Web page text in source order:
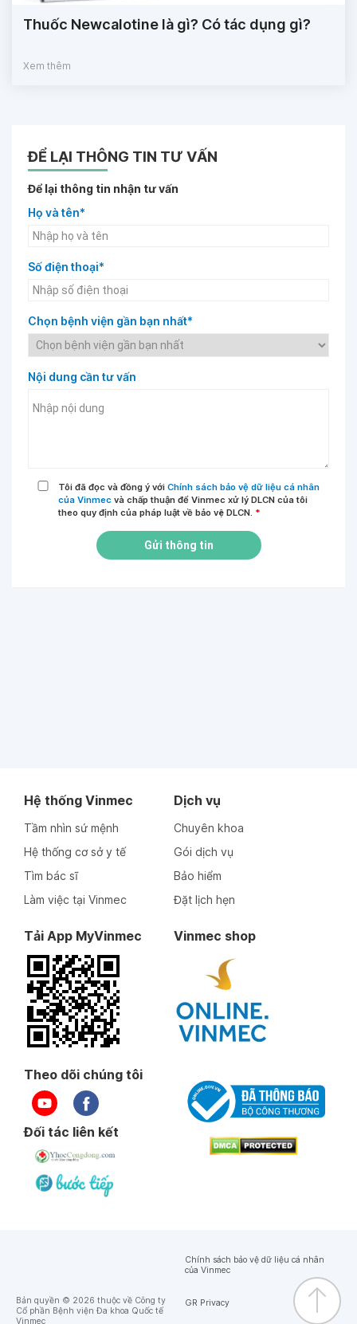
Thuốc Newcalotine là gì? Có tác dụng gì?
Xem thêm
ĐỂ LẠI THÔNG TIN TƯ VẤN
Để lại thông tin nhận tư vấn
Họ và tên*
Số điện thoại*
Chọn bệnh viện gần bạn nhất*
Nội dung cần tư vấn
Tôi đã đọc và đồng ý với Chính sách bảo vệ dữ liệu cá nhân
của Vinmec và chấp thuận để Vinmec xử lý DLCN của tôi
theo quy định của pháp luật về bảo vệ DLCN. *
Gửi thông tin
Hệ thống Vinmec
Tầm nhìn sứ mệnh
Hệ thống cơ sở y tế
Tìm bác sĩ
Làm việc tại Vinmec
Dịch vụ
Chuyên khoa
Gói dịch vụ
Bảo hiểm
Đặt lịch hẹn
Tải App MyVinmec Vinmec shop
Theo dõi chúng tôi
Đối tác liên kết
Bản quyền © 2026 thuộc về Công ty
Cổ phần Bệnh viện Đa khoa Quốc tế
Vinmec
Chính sách bảo vệ dữ liệu cá nhân
của Vinmec
GR Privacy